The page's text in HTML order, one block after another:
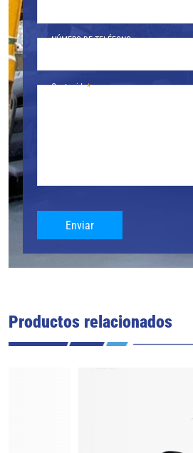
NÚMERO DE TELÉFONO.
Contenido
Enviar
Productos relacionados